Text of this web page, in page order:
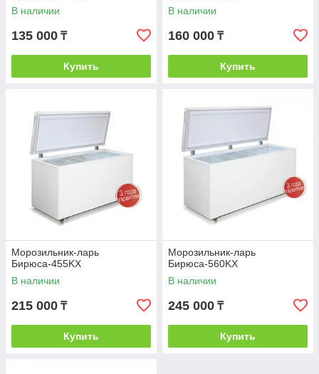
В наличии
135 000 ₸
Купить
В наличии
160 000 ₸
Купить
Морозильник-ларь
Бирюса-455KX
В наличии
215 000 ₸
Купить
Морозильник-ларь
Бирюса-560KX
В наличии
245 000 ₸
Купить